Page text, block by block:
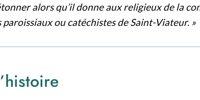
alors qu’il donne aux religieux de la
paroissiaux ou catéchistes de Saint-Viateur. »